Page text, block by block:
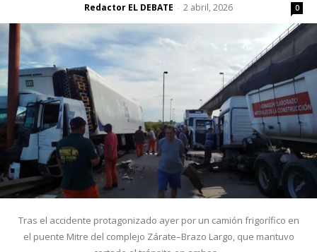
Redactor EL DEBATE - 2 abril, 2026 0
Tras el accidente protagonizado ayer por un camión frigorífico en
el puente Mitre del complejo Zárate–Brazo Largo, que mantuvo